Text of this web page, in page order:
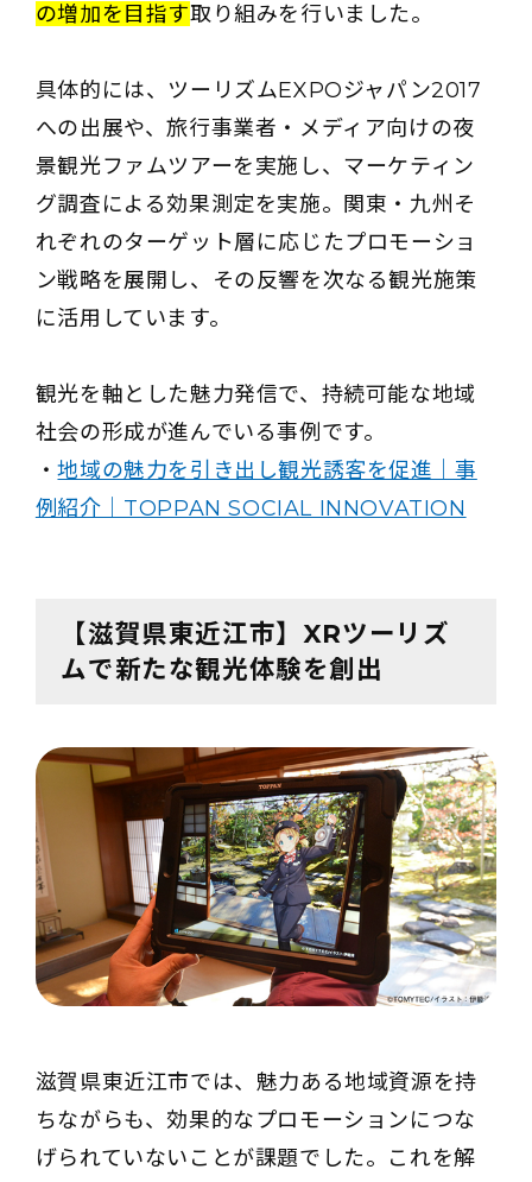
の増加を目指す取り組みを行いました。
具体的には、ツーリズムEXPOジャパン2017
への出展や、旅行事業者・メディア向けの夜
景観光ファムツアーを実施し、マーケティン
グ調査による効果測定を実施。関東・九州そ
れぞれのターゲット層に応じたプロモーショ
ン戦略を展開し、その反響を次なる観光施策
に活用しています。
観光を軸とした魅力発信で、持続可能な地域
社会の形成が進んでいる事例です。
・地域の魅力を引き出し観光誘客を促進｜事
例紹介｜TOPPAN SOCIAL INNOVATION
【滋賀県東近江市】XRツーリズ
ムで新たな観光体験を創出
滋賀県東近江市では、魅力ある地域資源を持
ちながらも、効果的なプロモーションにつな
げられていないことが課題でした。これを解